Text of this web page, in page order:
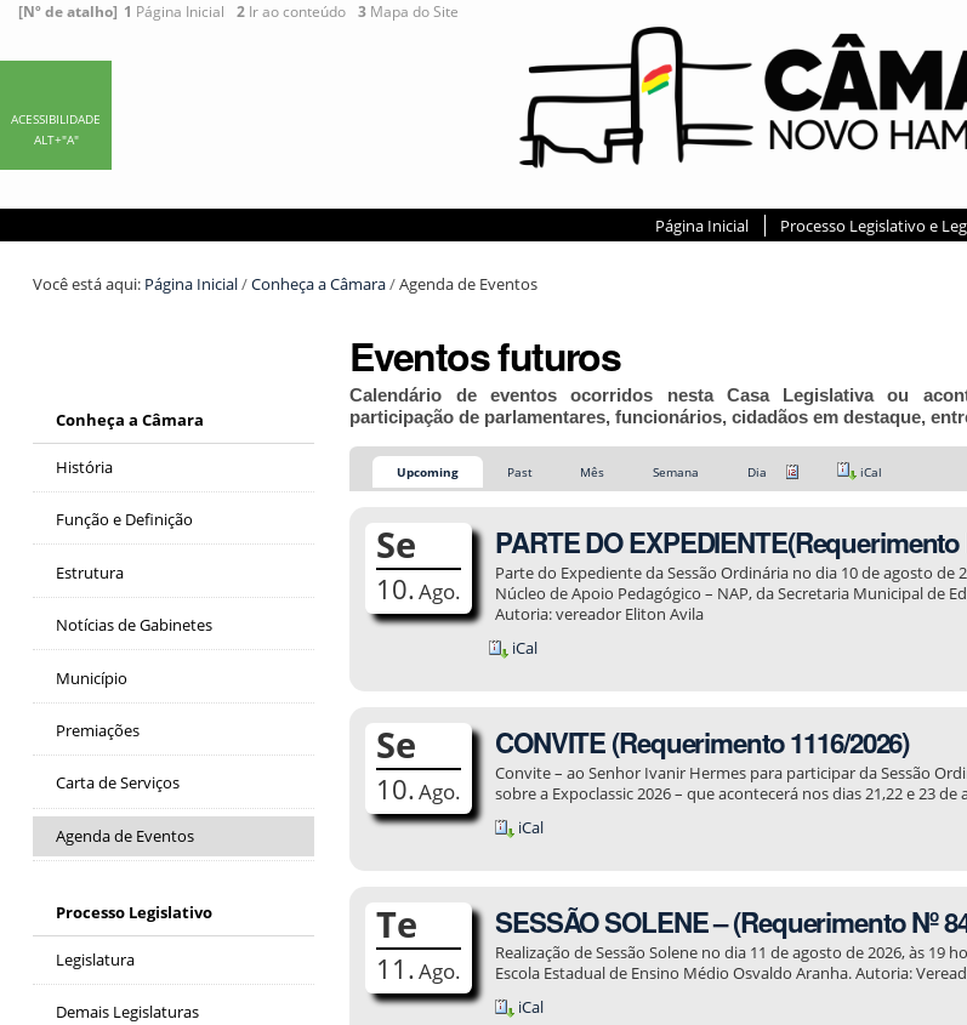
[Nº de atalho] 1 Página Inicial 2 Ir ao conteúdo 3 Mapa do Site
ACESSIBILIDADE
ALT+"A"
Página Inicial Processo Legislativo e
Você está aqui: Página Inicial/Conheça a Câmara/Agenda de Eventos
Conheça a Câmara
História
Função e Definição
Estrutura
Notícias de Gabinetes
Município
Premiações
Carta de Serviços
Agenda de Eventos
Processo Legislativo
Legislatura
Demais Legislaturas
Eventos futuros
Calendário de eventos ocorridos nesta Casa Legislativa ou
participação de parlamentares, funcionários, cidadãos em destaque,
Upcoming Past Mês Semana Dia iCal
Se
10.Ago.
PARTE DO EXPEDIENTE(Requerimento
Parte do Expediente da Sessão Ordinária no dia 10 de agosto de
Núcleo de Apoio Pedagógico – NAP, da Secretaria Municipal de
Autoria: vereador Eliton Avila
iCal
Se
10.Ago.
CONVITE (Requerimento 1116/2026)
Convite – ao Senhor Ivanir Hermes para participar da Sessão
sobre a Expoclassic 2026 – que acontecerá nos dias 21,22 e 23
iCal
Te
11.Ago.
SESSÃO SOLENE – (Requerimento Nº
Realização de Sessão Solene no dia 11 de agosto de 2026, às 19
Escola Estadual de Ensino Médio Osvaldo Aranha. Autoria:
iCal